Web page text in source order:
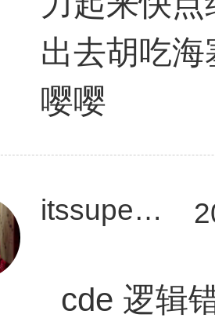
出去胡吃
嘤嘤
itssuperoli
cde 逻辑